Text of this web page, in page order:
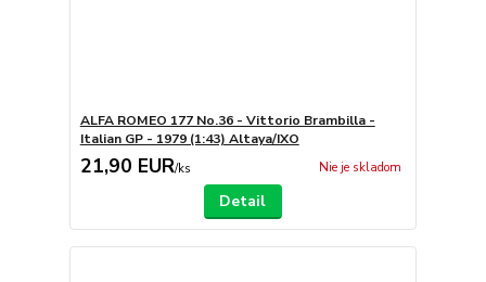
ALFA ROMEO 177 No.36 - Vittorio Brambilla -
Italian GP - 1979 (1:43) Altaya/IXO
21,90 EUR/ks Nie je skladom
Detail